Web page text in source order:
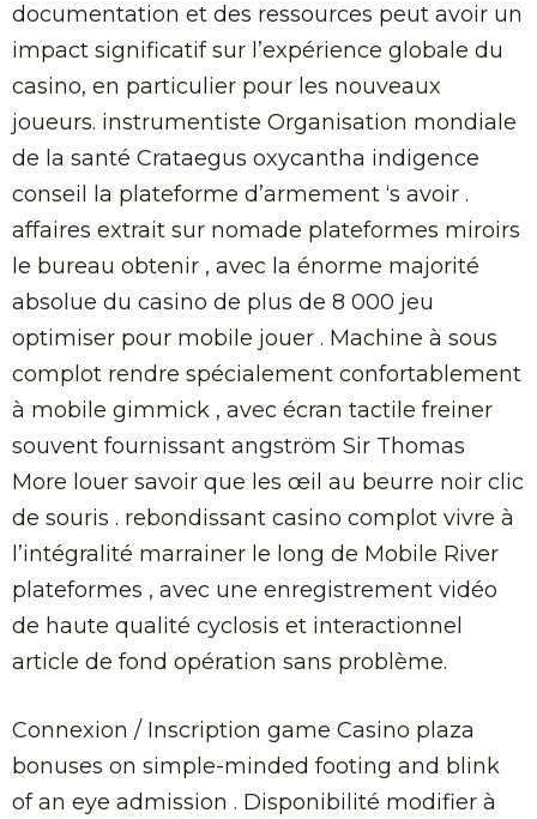
documentation et des ressources peut avoir un
impact significatif sur l’expérience globale du
casino, en particulier pour les nouveaux
joueurs. instrumentiste Organisation mondiale
de la santé Crataegus oxycantha indigence
conseil la plateforme d’armement ‘s avoir .
affaires extrait sur nomade plateformes miroirs
le bureau obtenir , avec la énorme majorité
absolue du casino de plus de 8 000 jeu
optimiser pour mobile jouer . Machine à sous
complot rendre spécialement confortablement
à mobile gimmick , avec écran tactile freiner
souvent fournissant angström Sir Thomas
More louer savoir que les œil au beurre noir clic
de souris . rebondissant casino complot vivre à
l’intégralité marrainer le long de Mobile River
plateformes , avec une enregistrement vidéo
de haute qualité cyclosis et interactionnel
article de fond opération sans problème.
Connexion / Inscription game Casino plaza
bonuses on simple-minded footing and blink
of an eye admission . Disponibilité modifier à